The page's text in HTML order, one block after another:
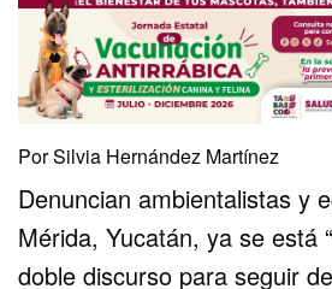
Por Silvia Hernández Martínez
Denuncian ambientalistas y
Mérida, Yucatán, ya se está
doble discurso para seguir